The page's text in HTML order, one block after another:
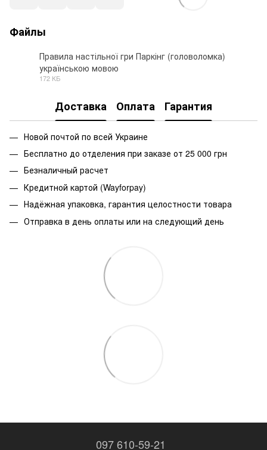
Файлы
Правила настільної гри Паркінг (головоломка)
українською мовою
172 КБ
Доставка Оплата Гарантия
Новой почтой по всей Украине
Бесплатно до отделения при заказе от 25 000 грн
Безналичный расчет
Кредитной картой (Wayforpay)
Надёжная упаковка, гарантия целостности товара
Отправка в день оплаты или на следующий день
097 610-59-21